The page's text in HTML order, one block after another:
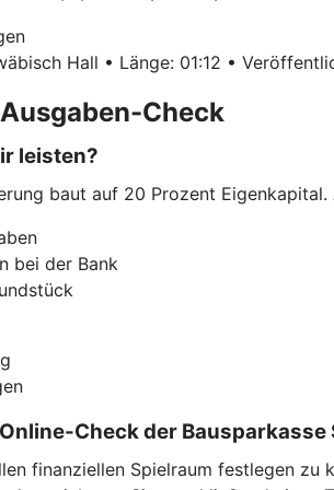
Hall • Länge: 01:12 •
Check
leisten?
baut auf 20 Prozent
bei der Bank
Check der
finanziellen Spielraum festlegen zu